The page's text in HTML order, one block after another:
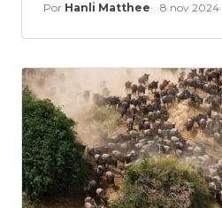
Por Hanli Matthee 8 nov 2024